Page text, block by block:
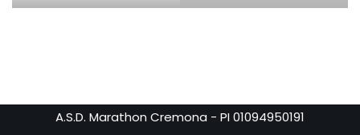
A.S.D. Marathon Cremona - PI 01094950191